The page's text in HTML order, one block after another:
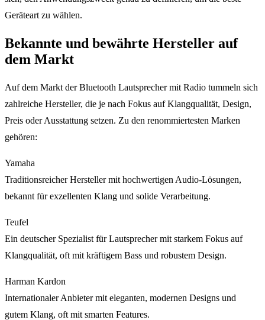
Geräteart zu wählen.
Bekannte und bewährte Hersteller auf
dem Markt
Auf dem Markt der Bluetooth Lautsprecher mit Radio tummeln sich
zahlreiche Hersteller, die je nach Fokus auf Klangqualität, Design,
Preis oder Ausstattung setzen. Zu den renommiertesten Marken
gehören:
Yamaha
Traditionsreicher Hersteller mit hochwertigen Audio-Lösungen,
bekannt für exzellenten Klang und solide Verarbeitung.
Teufel
Ein deutscher Spezialist für Lautsprecher mit starkem Fokus auf
Klangqualität, oft mit kräftigem Bass und robustem Design.
Harman Kardon
Internationaler Anbieter mit eleganten, modernen Designs und
gutem Klang, oft mit smarten Features.